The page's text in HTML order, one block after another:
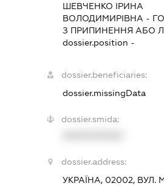
ШЕВЧЕНКО ІРИНА
ВОЛОДИМИРІВНА -
З ПРИПИНЕННЯ АБО
dossier.position -
dossier.beneficiaries:
dossier.missingData
dossier.smida:
dossier.address:
УКРАЇНА, 02002, ВУЛ.